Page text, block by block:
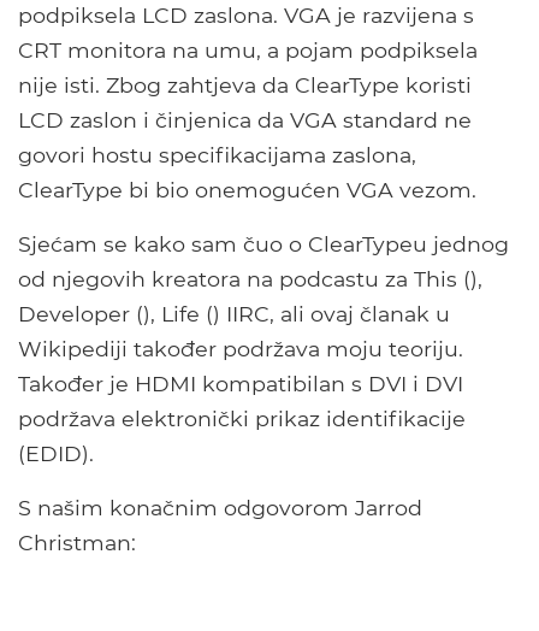
podpiksela LCD zaslona. VGA je razvijena s
CRT monitora na umu, a pojam podpiksela
nije isti. Zbog zahtjeva da ClearType koristi
LCD zaslon i činjenica da VGA standard ne
govori hostu specifikacijama zaslona, ​​
ClearType bi bio onemogućen VGA vezom.
Sjećam se kako sam čuo o ClearTypeu jednog
od njegovih kreatora na podcastu za This (),
Developer (), Life () IIRC, ali ovaj članak u
Wikipediji također podržava moju teoriju.
Također je HDMI kompatibilan s DVI i DVI
podržava elektronički prikaz identifikacije
(EDID).
S našim konačnim odgovorom Jarrod
Christman: